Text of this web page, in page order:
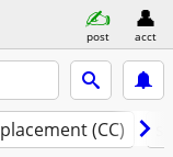
post acct
(CC)